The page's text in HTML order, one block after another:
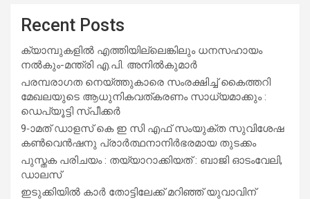
Recent Posts
ക്യാമ്പുകളിൽ എത്തിയില്ലെങ്കിലും ധനസഹായം
നൽകും-മന്ത്രി എ.പി. അനിൽകുമാർ
പരമ്പരാഗത നെയ്ത്തുകാരെ സംരക്ഷിച്ച് കൈത്തറി
മേഖലയുടെ ആധുനികവത്കരണം സാധ്യമാക്കും :
ഡെപ്യൂട്ടി സ്പീക്കർ
9-ാമത് ഡാളസ് കെ ഇ സി എഫ് സംയുക്ത സുവിശേഷ
കൺവെൻഷനു പ്രാർത്ഥനാനിർഭരമായ തുടക്കം
പുസ്തക പരിചയം : തയ്യാറാക്കിയത് : ബാജി ഓടംവേലി,
ഡാലസ്
ഇടുക്കിയിൽ കാർ തോട്ടിലേക്ക് മറിഞ്ഞ് യുവാവിന്